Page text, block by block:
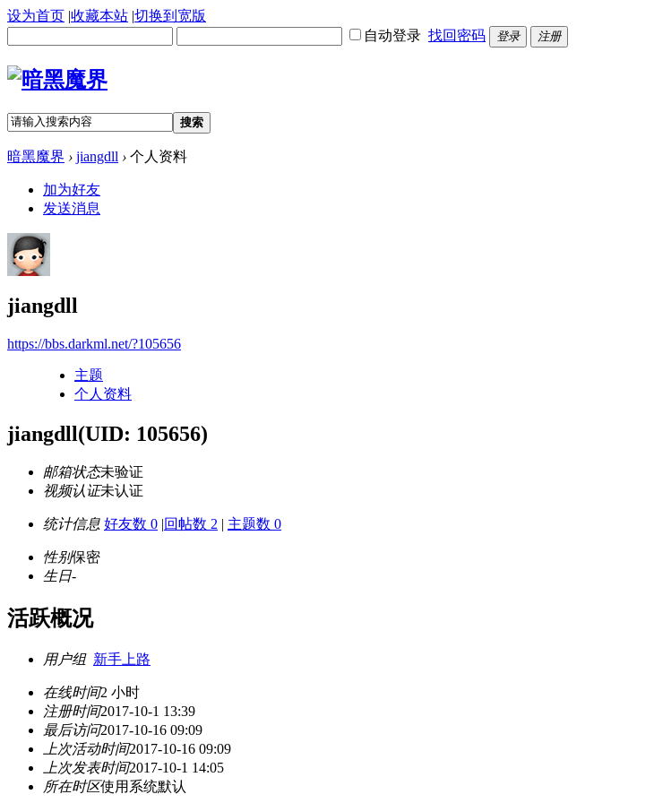
设为首页 |收藏本站 |切换到宽版
自动登录 找回密码 登录 注册
搜索
暗黑魔界 › jiangdll › 个人资料
加为好友
发送消息
jiangdll
https://bbs.darkml.net/?105656
主题
个人资料
jiangdll(UID: 105656)
邮箱状态未验证
视频认证未认证
统计信息 好友数 0 |回帖数 2 | 主题数 0
性别保密
生日-
活跃概况
用户组 新手上路
在线时间2 小时
注册时间2017-10-1 13:39
最后访问2017-10-16 09:09
上次活动时间2017-10-16 09:09
上次发表时间2017-10-1 14:05
所在时区使用系统默认